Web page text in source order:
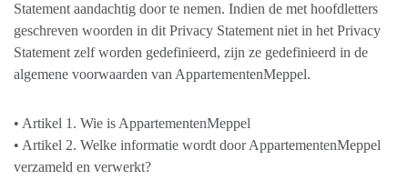
Statement aandachtig door te nemen. Indien de met hoofdletters
geschreven woorden in dit Privacy Statement niet in het Privacy
Statement zelf worden gedefinieerd, zijn ze gedefinieerd in de
algemene voorwaarden van AppartementenMeppel.
• Artikel 1. Wie is AppartementenMeppel
• Artikel 2. Welke informatie wordt door AppartementenMeppel
verzameld en verwerkt?